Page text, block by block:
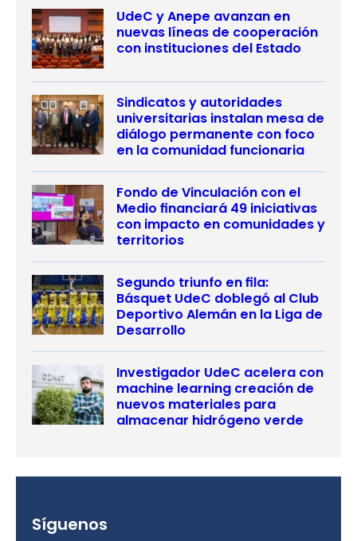
UdeC y Anepe avanzan en
nuevas líneas de cooperación
con instituciones del Estado
Sindicatos y autoridades
universitarias instalan mesa de
diálogo permanente con foco
en la comunidad funcionaria
Fondo de Vinculación con el
Medio financiará 49 iniciativas
con impacto en comunidades y
territorios
Segundo triunfo en fila:
Básquet UdeC doblegó al Club
Deportivo Alemán en la Liga de
Desarrollo
Investigador UdeC acelera con
machine learning creación de
nuevos materiales para
almacenar hidrógeno verde
Síguenos